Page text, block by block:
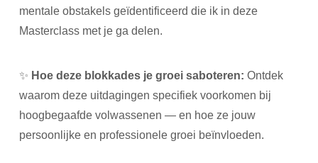
mentale obstakels geïdentificeerd die ik in deze
Masterclass met je ga delen.
✨ Hoe deze blokkades je groei saboteren: Ontdek
waarom deze uitdagingen specifiek voorkomen bij
hoogbegaafde volwassenen — en hoe ze jouw
persoonlijke en professionele groei beïnvloeden.